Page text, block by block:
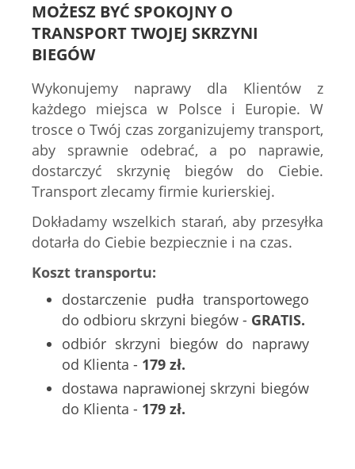
MOŻESZ BYĆ SPOKOJNY O
TRANSPORT TWOJEJ SKRZYNI
BIEGÓW
Wykonujemy naprawy dla Klientów z
każdego miejsca w Polsce i Europie. W
trosce o Twój czas zorganizujemy transport,
aby sprawnie odebrać, a po naprawie,
dostarczyć skrzynię biegów do Ciebie.
Transport zlecamy firmie kurierskiej.
Dokładamy wszelkich starań, aby przesyłka
dotarła do Ciebie bezpiecznie i na czas.
Koszt transportu:
dostarczenie pudła transportowego
do odbioru skrzyni biegów - GRATIS.
odbiór skrzyni biegów do naprawy
od Klienta - 179 zł.
dostawa naprawionej skrzyni biegów
do Klienta - 179 zł.